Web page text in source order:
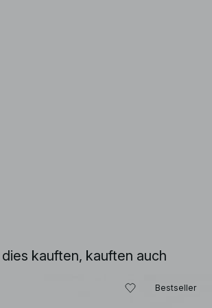
kauften, kauften auch
Bestseller